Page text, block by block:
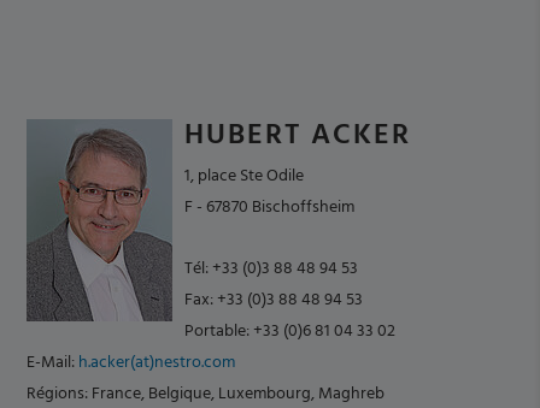
HUBERT ACKER
1, place Ste Odile
F - 67870 Bischoffsheim
Tél: +33 (0)3 88 48 94 53
Fax: +33 (0)3 88 48 94 53
Portable: +33 (0)6 81 04 33 02
E-Mail:h.acker(at)nestro.com
Régions: France, Belgique, Luxembourg, Maghreb